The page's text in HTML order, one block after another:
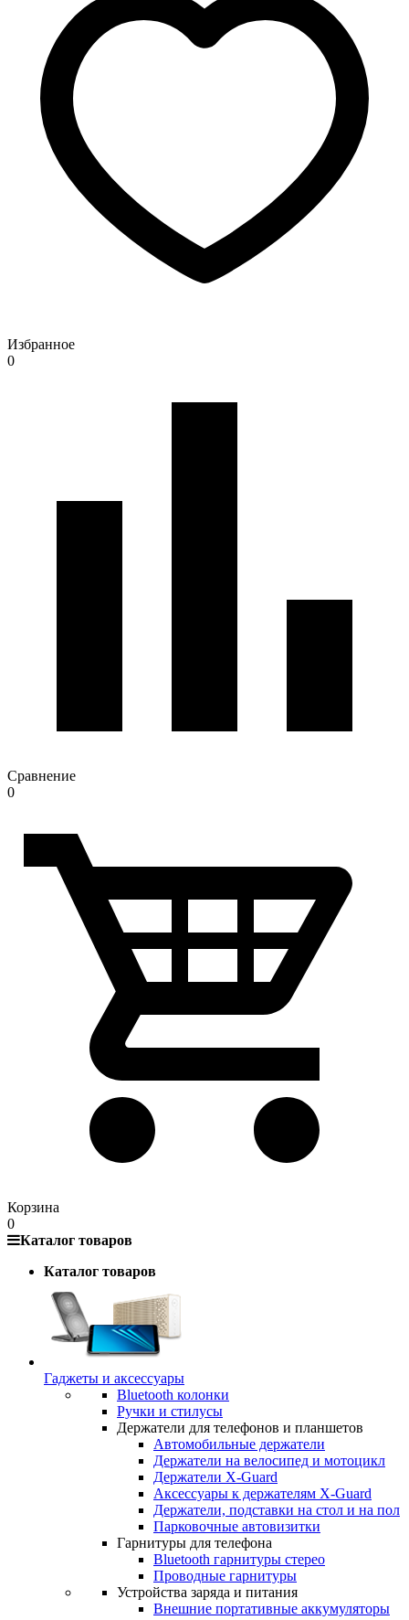
Избранное
0
Сравнение
0
Корзина
0
Каталог товаров
Каталог товаров
Гаджеты и аксессуары
Bluetooth колонки
Ручки и стилусы
Держатели для телефонов и планшетов
Автомобильные держатели
Держатели на велосипед и мотоцикл
Держатели X-Guard
Аксессуары к держателям X-Guard
Держатели, подставки на стол и на пол
Парковочные автовизитки
Гарнитуры для телефона
Bluetooth гарнитуры стерео
Проводные гарнитуры
Устройства заряда и питания
Внешние портативные аккумуляторы